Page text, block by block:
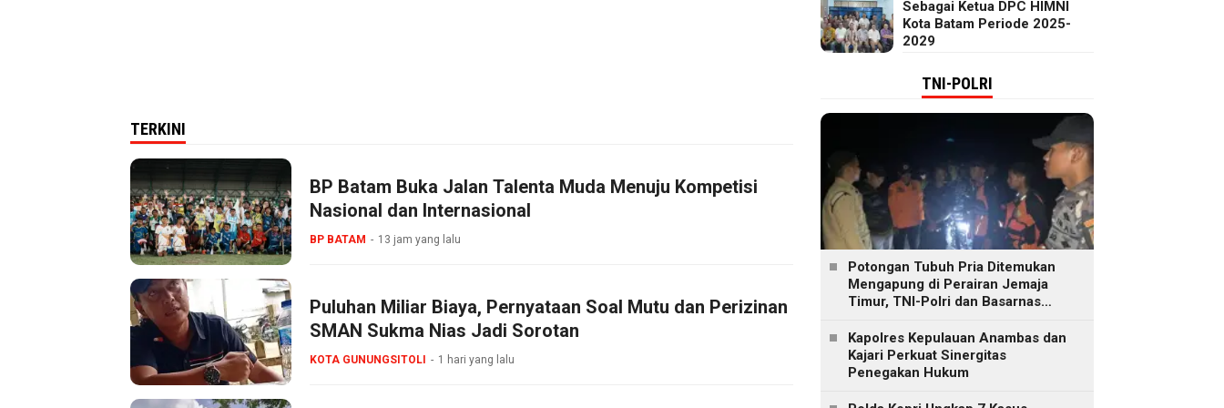
TERKINI
BP Batam Buka Jalan Talenta Muda Menuju Kompetisi
Nasional dan Internasional
BP BATAM 13 jam yang lalu
Puluhan Miliar Biaya, Pernyataan Soal Mutu dan Perizinan
SMAN Sukma Nias Jadi Sorotan
KOTA GUNUNGSITOLI 1 hari yang lalu
Sebagai Ketua DPC HIMNI
Kota Batam Periode 2025-
2029
TNI-POLRI
Potongan Tubuh Pria Ditemukan
Mengapung di Perairan Jemaja
Timur, TNI-Polri dan Basarnas
Kapolres Kepulauan Anambas dan
Kajari Perkuat Sinergitas
Penegakan Hukum